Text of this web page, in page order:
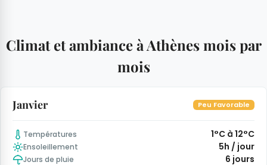
Climat et ambiance à Athènes mois par
mois
Janvier Peu Favorable
Températures 1°C à 12°C
Ensoleillement 5h / jour
Jours de pluie 6 jours